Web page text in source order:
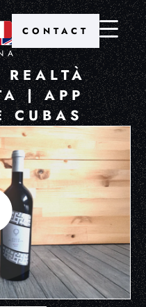
CONTACT
| APP
CUBAS